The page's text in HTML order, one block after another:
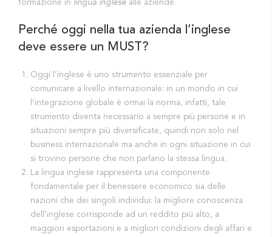
formazione in lingua inglese alle aziende.
Perché oggi nella tua azienda l’inglese
deve essere un MUST?
Oggi l’inglese è uno strumento essenziale per
comunicare a livello internazionale: in un mondo in cui
l’integrazione globale è ormai la norma, infatti, tale
strumento diventa necessario a sempre più persone e in
situazioni sempre più diversificate, quindi non solo nel
business internazionale ma anche in ogni situazione in cui
si trovino persone che non parlano la stessa lingua.
La lingua inglese rappresenta una componente
fondamentale per il benessere economico sia delle
nazioni che dei singoli individui: la migliore conoscenza
dell’inglese corrisponde ad un reddito più alto, a
maggiori esportazioni e a migliori condizioni degli affari e